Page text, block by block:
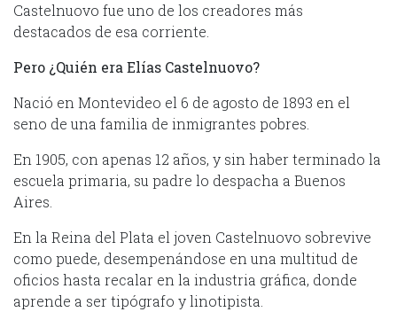
Castelnuovo fue uno de los creadores más
destacados de esa corriente.
Pero ¿Quién era Elías Castelnuovo?
Nació en Montevideo el 6 de agosto de 1893 en el
seno de una familia de inmigrantes pobres.
En 1905, con apenas 12 años, y sin haber terminado la
escuela primaria, su padre lo despacha a Buenos
Aires.
En la Reina del Plata el joven Castelnuovo sobrevive
como puede, desempenándose en una multitud de
oficios hasta recalar en la industria gráfica, donde
aprende a ser tipógrafo y linotipista.